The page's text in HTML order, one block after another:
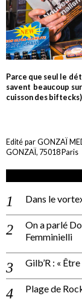
Parce que seul le
savent beaucoup
cuisson des
Edité par GONZAÏ
GONZAÏ, 75018 Paris
Dans le
On a parlé
Femminielli
Gilb’R : «
Plage de